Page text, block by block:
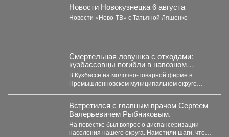
Новости Новокузнецка 6 августа
Новости «Ново-ТВ» с Татьяной Ляшенко
Смертельная ловушка с отходами:
кузбассовцы погибли в навозном
котловане
В Кузбассе на молочно-товарной ферме в
Промышленновском муниципальном округе
Встретился с главным врачом Сергеем
Валерьевичем Рыбниковым.
На повестке был вопрос о диспансеризации
населения нашего округа. Наметили шаги, чтобы